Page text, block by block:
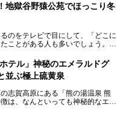
地獄谷野猿公苑でほっこり冬
のをテレビで目にして、「どこに
ことがある人も多いでしょう。
野県にある「地獄谷野猿公苑」で
ルが雪景色の中で温泉に浸かる姿
苑の魅力や見どころ、サルと温泉
観光スポットについて紹介しま
テル」神秘のエメラルドグ
並ぶ極上硫黄泉
志賀高原にある「熊の湯温泉 熊
は、なんといっても神秘的なエメ